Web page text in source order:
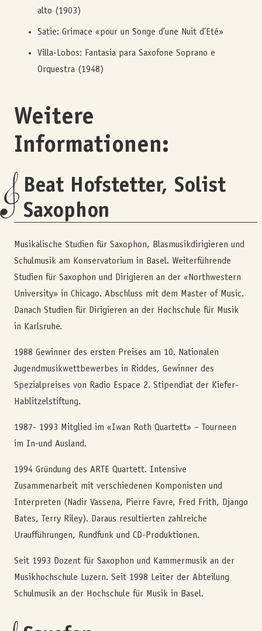
alto (1903)
Satie: Grimace «pour un Songe d’une Nuit d’Eté»
Villa-Lobos: Fantasia para Saxofone Soprano e
Orquestra (1948)
Weitere
Informationen:
Beat Hofstetter, Solist
Saxophon
Musikalische Studien für Saxophon, Blasmusikdirigieren und
Schulmusik am Konservatorium in Basel. Weiterführende
Studien für Saxophon und Dirigieren an der «Northwestern
University» in Chicago. Abschluss mit dem Master of Music.
Danach Studien für Dirigieren an der Hochschule für Musik
in Karlsruhe.
1988 Gewinner des ersten Preises am 10. Nationalen
Jugendmusikwettbewerbes in Riddes, Gewinner des
Spezialpreises von Radio Espace 2. Stipendiat der Kiefer-
Hablitzelstiftung.
1987- 1993 Mitglied im «Iwan Roth Quartett» – Tourneen
im In-und Ausland.
1994 Gründung des ARTE Quartett. Intensive
Zusammenarbeit mit verschiedenen Komponisten und
Interpreten (Nadir Vassena, Pierre Favre, Fred Frith, Django
Bates, Terry Riley). Daraus resultierten zahlreiche
Uraufführungen, Rundfunk und CD-Produktionen.
Seit 1993 Dozent für Saxophon und Kammermusik an der
Musikhochschule Luzern. Seit 1998 Leiter der Abteilung
Schulmusik an der Hochschule für Musik in Basel.